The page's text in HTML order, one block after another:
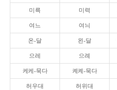
미륵 미력
여느 여늬
온-달 왼-달
으레 으례
케케-묵다 켸켸-묵다
허우대 허위대